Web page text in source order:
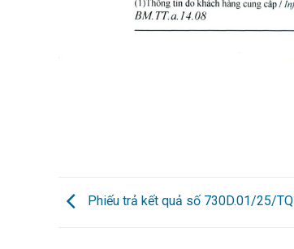
Phiếu trả kết quả số 730D.01/25/TQ